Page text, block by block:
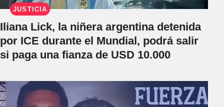
JUSTICIA
Iliana Lick, la niñera argentina detenida
por ICE durante el Mundial, podrá salir
si paga una fianza de USD 10.000